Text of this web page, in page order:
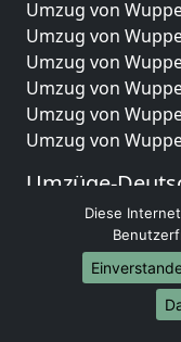
Umzug von
Umzug von
Umzug von
Umzug von
Umzug von
Umzug von
Umzüge-
Umzug von
Umzug von
Umzug von
Umzug von
Umzug von
Diese